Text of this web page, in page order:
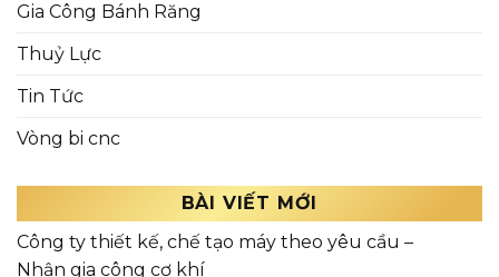
Gia Công Bánh Răng
Thuỷ Lực
Tin Tức
Vòng bi cnc
BÀI VIẾT MỚI
Công ty thiết kế, chế tạo máy theo yêu cầu –
Nhận gia công cơ khí